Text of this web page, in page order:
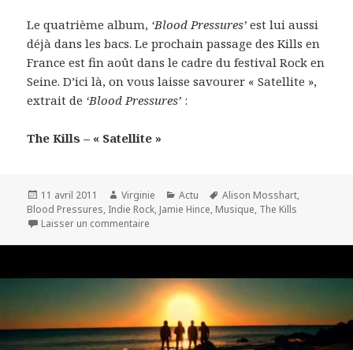
Le quatrième album, ‘Blood Pressures’ est lui aussi
déjà dans les bacs. Le prochain passage des Kills en
France est fin août dans le cadre du festival Rock en
Seine. D’ici là, on vous laisse savourer « Satellite »,
extrait de ‘Blood Pressures’ :
The Kills – « Satellite »
Publié
le
11 avril 2011 Auteur
Virginie Catégories
Actu
Mots-
clés
Alison Mosshart,
Blood Pressures, Indie Rock, Jamie Hince, Musique, The Kills
Laisser un commentaire